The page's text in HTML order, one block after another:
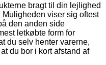
bragt til din lejlighed
viser sig oftest
den anden side
letkøbte form for
du selv henter varerne,
du bor i kort afstand af